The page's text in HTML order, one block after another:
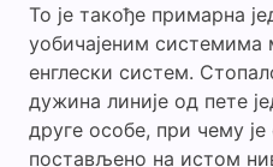
То је такође примарна
уобичајеним системима
енглески систем.
дужина линије од пете
друге особе, при чему
постављено на истом